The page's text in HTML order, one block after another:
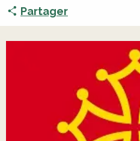
Partager